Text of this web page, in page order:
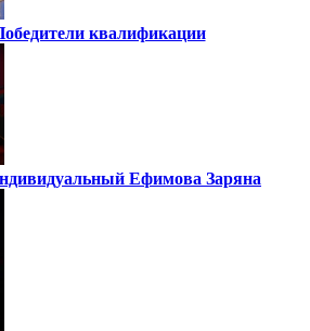
квалификации
Ефимова Заряна